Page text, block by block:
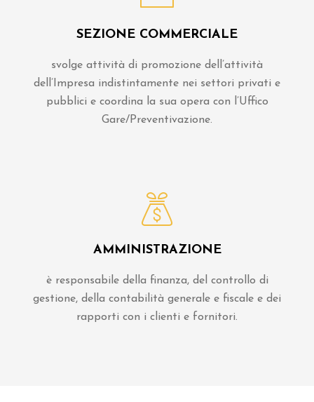
SEZIONE COMMERCIALE
svolge attività di promozione dell’attività
dell’Impresa indistintamente nei settori privati e
pubblici e coordina la sua opera con l’Uffico
Gare/Preventivazione.
AMMINISTRAZIONE
è responsabile della finanza, del controllo di
gestione, della contabilità generale e fiscale e dei
rapporti con i clienti e fornitori.